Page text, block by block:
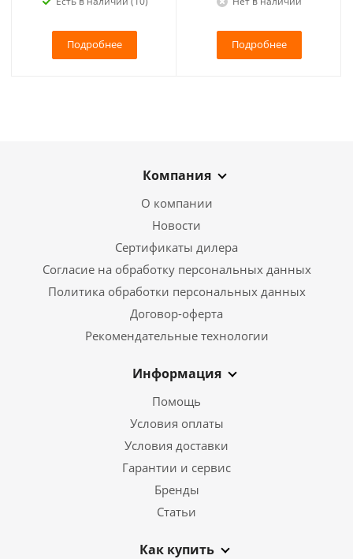
Подробнее Подробнее
Компания
О компании
Новости
Сертификаты дилера
Согласие на обработку персональных данных
Политика обработки персональных данных
Договор-оферта
Рекомендательные технологии
Информация
Помощь
Условия оплаты
Условия доставки
Гарантии и сервис
Бренды
Статьи
Как купить